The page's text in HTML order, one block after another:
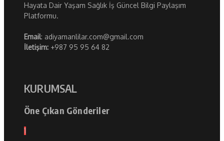
Hayata Dair Yaşam Sağlık İş Güncel Bilgi Paylaşım
Platformu.
Email: adiyamanlilar.com@gmail.com
İletişim: +987 95 95 64 82
KURUMSAL
Öne Çıkan Gönderiler
1